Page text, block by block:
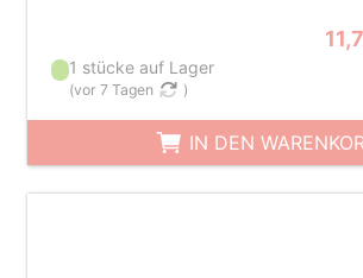
1 stücke auf Lager
(vor 7 Tagen )
IN DEN